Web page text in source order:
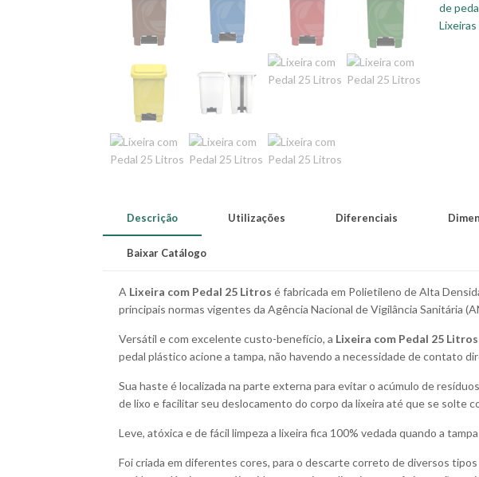
de
Descrição Utilizações Diferenciais
Baixar Catálogo
A Lixeira com Pedal 25 Litros é fabricada em Polietileno de Alta
principais normas vigentes da Agência Nacional de Vigilância Sanitária
Versátil e com excelente custo-benefício, a Lixeira com Pedal 25 Litros
pedal plástico acione a tampa, não havendo a necessidade de contato
Sua haste é localizada na parte externa para evitar o acúmulo de
de lixo e facilitar seu deslocamento do corpo da lixeira até que se solte
Leve, atóxica e de fácil limpeza a lixeira fica 100% vedada quando a
Foi criada em diferentes cores, para o descarte correto de diversos